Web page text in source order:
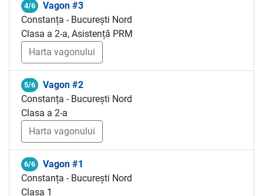
4/6
Vagon #3
Constanța - București Nord
Clasa a 2-a, Asistență PRM
Harta vagonului
5/6
Vagon #2
Constanța - București Nord
Clasa a 2-a
Harta vagonului
6/6
Vagon #1
Constanța - București Nord
Clasa 1